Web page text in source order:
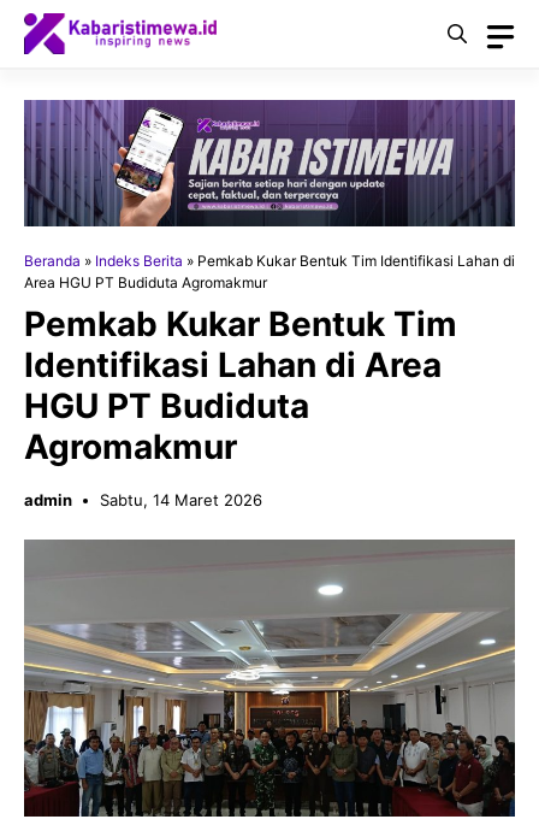
Langsung
Beranda » Indeks Berita » Pemkab Kukar Bentuk Tim Identifikasi Lahan di
Area HGU PT Budiduta Agromakmur
Pemkab Kukar Bentuk Tim
Identifikasi Lahan di Area
HGU PT Budiduta
Agromakmur
admin Sabtu, 14 Maret 2026